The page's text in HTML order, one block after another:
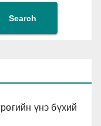
Search
үнэ бүхий